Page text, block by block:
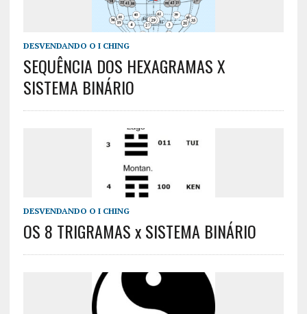
DESVENDANDO O I CHING
SEQUÊNCIA DOS HEXAGRAMAS X
SISTEMA BINÁRIO
DESVENDANDO O I CHING
OS 8 TRIGRAMAS x SISTEMA BINÁRIO